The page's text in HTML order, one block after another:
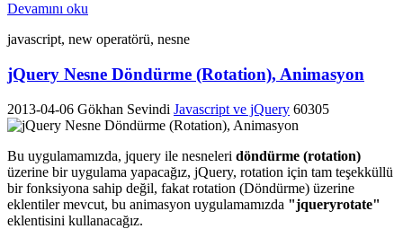
Devamını oku
javascript, new operatörü, nesne
jQuery Nesne Döndürme (Rotation), Animasyon
2013-04-06 Gökhan Sevindi Javascript ve jQuery 60305
Bu uygulamamızda, jquery ile nesneleri döndürme (rotation)
üzerine bir uygulama yapacağız, jQuery, rotation için tam teşekküllü
bir fonksiyona sahip değil, fakat rotation (Döndürme) üzerine
eklentiler mevcut, bu animasyon uygulamamızda "jqueryrotate"
eklentisini kullanacağız.